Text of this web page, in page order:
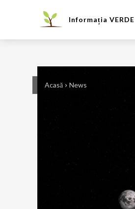
Informația VERDE
Acasă News